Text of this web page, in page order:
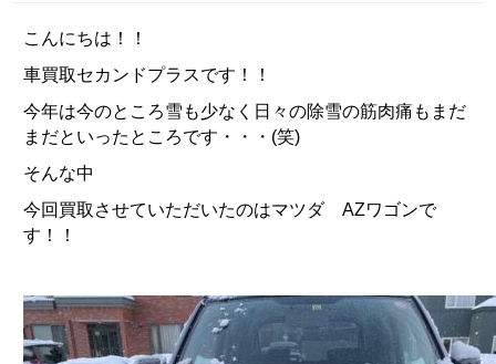
こんにちは！！
車買取セカンドプラスです！！
今年は今のところ雪も少なく日々の除雪の筋肉痛もまだ
まだといったところです・・・(笑)
そんな中
今回買取させていただいたのはマツダ AZワゴンで
す！！